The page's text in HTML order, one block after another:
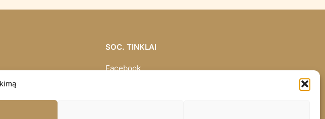
SOC. TINKLAI
Facebook